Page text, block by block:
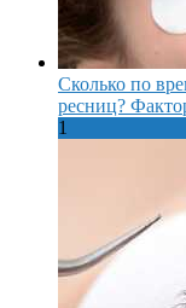
Сколько по
ресниц?
1